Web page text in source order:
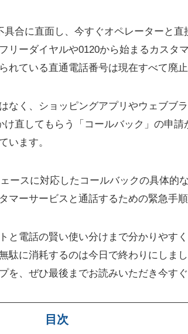
合に直面し、今すぐオペレーターと
リーダイヤルや0120から始まるカスタ
れている直通電話番号は現在すべて廃止
なく、ショッピングアプリやウェブブ
直してもらう「コールバック」の申
います。
ースに対応したコールバックの具体的
マーサービスと通話するための緊急手順
と電話の賢い使い分けまで分かりやす
駄に消耗するのは今日で終わりにしま
を、ぜひ最後までお読みいただき今すぐ
目次